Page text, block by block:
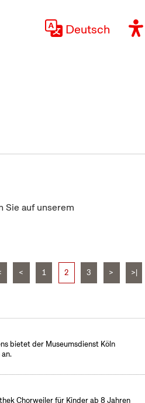
Deutsch
Sie auf unserem
< 1 2 3 > >|
bietet der Museumsdienst Köln
Chorweiler für Kinder ab 8 Jahren